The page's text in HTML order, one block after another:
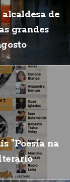
de
grandes
"Poesía na